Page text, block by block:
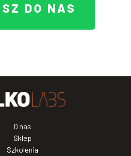
DO NAS
O nas
Sklep
Szkolenia